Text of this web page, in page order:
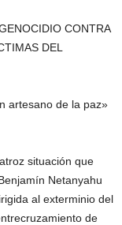
CONTRA
DEL
artesano de la paz»
situación que
Netanyahu
al exterminio del
de